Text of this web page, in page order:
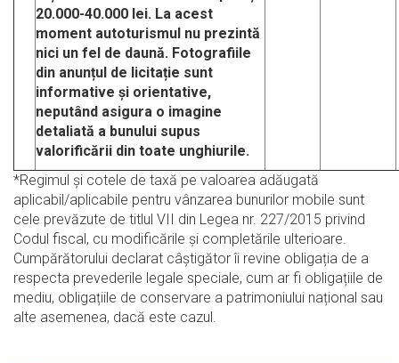
20.000-40.000 lei. La acest
moment autoturismul nu prezintă
nici un fel de daună. Fotografiile
din anunțul de licitație sunt
informative și orientative,
neputând asigura o imagine
detaliată a bunului supus
valorificării din toate unghiurile.
*Regimul şi cotele de taxă pe valoarea adăugată
aplicabil/aplicabile pentru vânzarea bunurilor mobile sunt
cele prevăzute de titlul VII din Legea nr. 227/2015 privind
Codul fiscal, cu modificările şi completările ulterioare.
Cumpărătorului declarat câștigător îi revine obligația de a
respecta prevederile legale speciale, cum ar fi obligațiile de
mediu, obligațiile de conservare a patrimoniului național sau
alte asemenea, dacă este cazul.